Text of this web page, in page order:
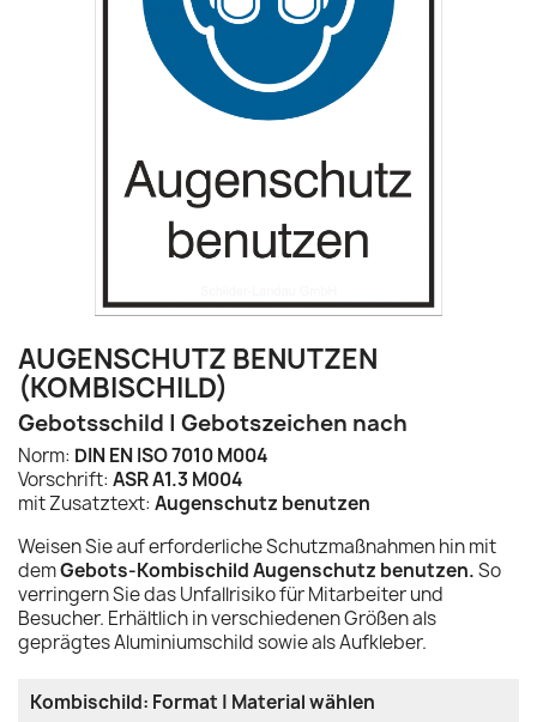
AUGENSCHUTZ BENUTZEN
(KOMBISCHILD)
Gebotsschild | Gebotszeichen nach
Norm: DIN EN ISO 7010 M004
Vorschrift: ASR A1.3 M004
mit Zusatztext: Augenschutz benutzen
Weisen Sie auf erforderliche Schutzmaßnahmen hin mit
demGebots-Kombischild Augenschutz benutzen.So
verringern Sie das Unfallrisiko für Mitarbeiter und
Besucher. Erhältlich in verschiedenen Größen als
geprägtes Aluminiumschild sowie als Aufkleber.
Kombischild: Format | Material wählen